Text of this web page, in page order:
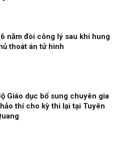
năm đòi công lý sau khi hung
thoát án tử hình
Giáo dục bổ sung chuyên gia
thí cho kỳ thi lại tại Tuyên